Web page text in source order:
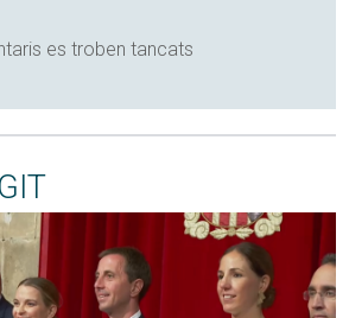
es troben tancats